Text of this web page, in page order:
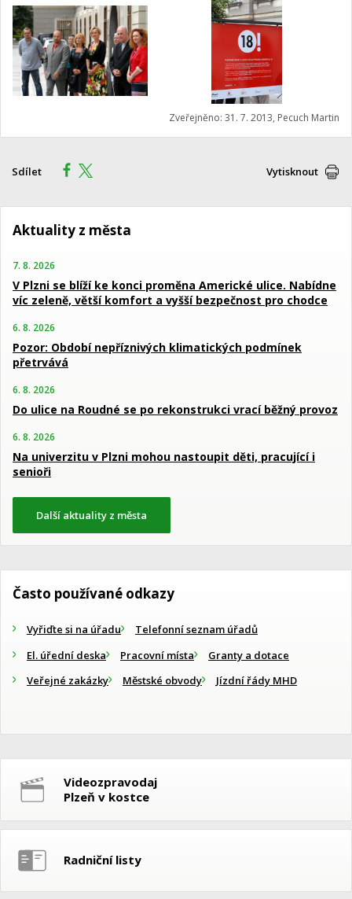
Zveřejněno: 31. 7. 2013, Pecuch Martin
Sdílet Vytisknout
Aktuality z města
7. 8. 2026
V Plzni se blíží ke konci proměna Americké ulice. Nabídne
víc zeleně, větší komfort a vyšší bezpečnost pro chodce
6. 8. 2026
Pozor: Období nepříznivých klimatických podmínek
přetrvává
6. 8. 2026
Do ulice na Roudné se po rekonstrukci vrací běžný provoz
6. 8. 2026
Na univerzitu v Plzni mohou nastoupit děti, pracující i
senioři
Další aktuality z města
Často používané odkazy
Vyřiďte si na úřadu
Telefonní seznam úřadů
El. úřední deska
Pracovní místa
Granty a dotace
Veřejné zakázky
Městské obvody Jízdní řády MHD
Videozpravodaj
Plzeň v kostce
Radniční listy